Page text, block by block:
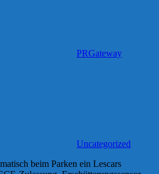
PRGateway
Uncategorized
beim Parken ein Lescars